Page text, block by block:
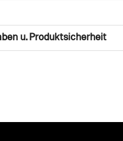
u. Produktsicherheit